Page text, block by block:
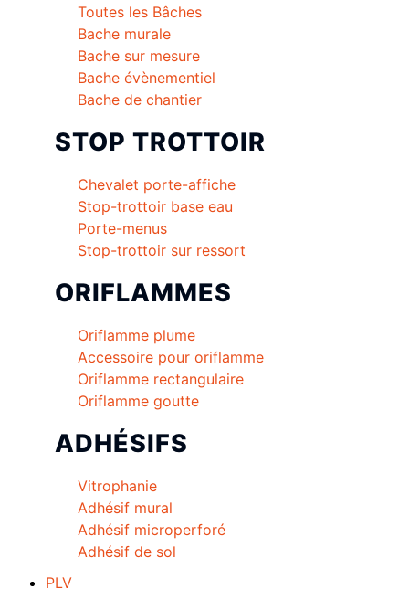
Toutes les Bâches
Bache murale
Bache sur mesure
Bache évènementiel
Bache de chantier
STOP TROTTOIR
Chevalet porte-affiche
Stop-trottoir base eau
Porte-menus
Stop-trottoir sur ressort
ORIFLAMMES
Oriflamme plume
Accessoire pour oriflamme
Oriflamme rectangulaire
Oriflamme goutte
ADHÉSIFS
Vitrophanie
Adhésif mural
Adhésif microperforé
Adhésif de sol
PLV